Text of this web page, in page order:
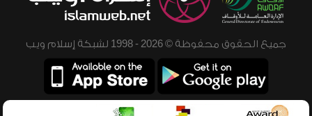
جميع الحقوق محفوظة © 2026 - 1998 لشبكة إسلام ويب